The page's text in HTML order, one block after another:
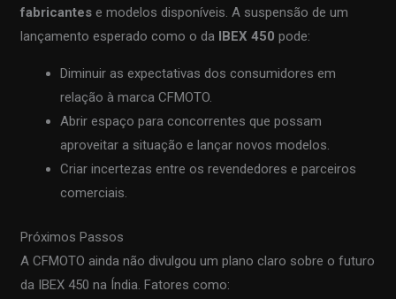
fabricantes e modelos disponíveis. A suspensão de um
lançamento esperado como o da IBEX 450 pode:
Diminuir as expectativas dos consumidores em
relação à marca CFMOTO.
Abrir espaço para concorrentes que possam
aproveitar a situação e lançar novos modelos.
Criar incertezas entre os revendedores e parceiros
comerciais.
Próximos Passos
A CFMOTO ainda não divulgou um plano claro sobre o futuro
da IBEX 450 na Índia. Fatores como: